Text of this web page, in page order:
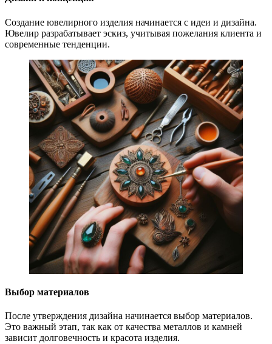
Создание ювелирного изделия начинается с идеи и дизайна.
Ювелир разрабатывает эскиз, учитывая пожелания клиента и
современные тенденции.
Выбор материалов
После утверждения дизайна начинается выбор материалов.
Это важный этап, так как от качества металлов и камней
зависит долговечность и красота изделия.